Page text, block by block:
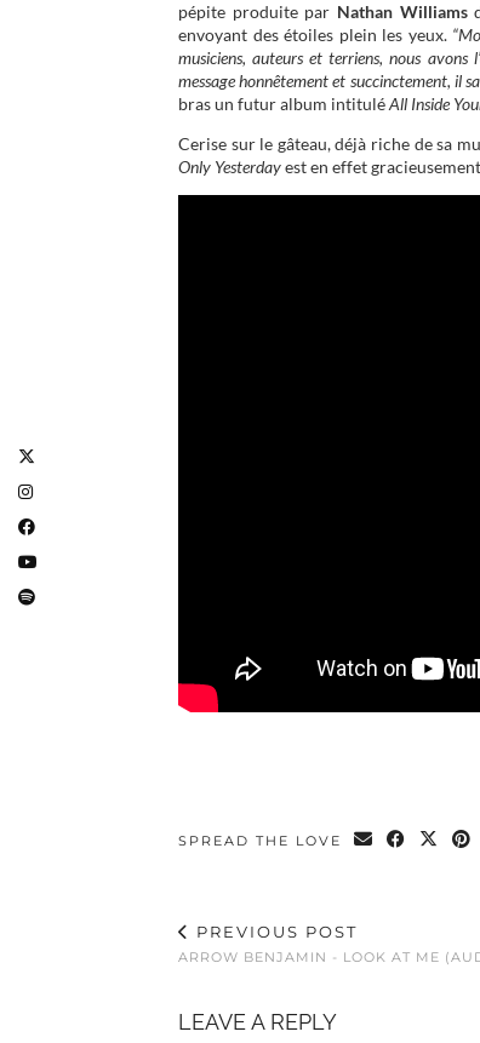
pépite produite par Nathan Williams
envoyant des étoiles plein les yeux.
musiciens, auteurs et terriens, nous avons
message honnêtement et succinctement, il
bras un futur album intituléAll Inside
Cerise sur le gâteau, déjà riche de sa
Only Yesterdayest en effet gracieusement
SPREAD THE LOVE
PREVIOUS POST
ARROW BENJAMIN - LOOK AT ME
LEAVE A REPLY